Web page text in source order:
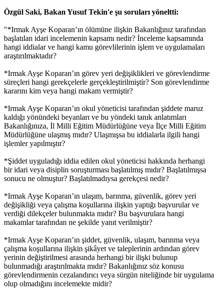
Özgül Saki, Bakan Yusuf Tekin'e şu soruları yöneltti:
"*Irmak Ayşe Koparan’ın ölümüne ilişkin Bakanlığınız tarafından
başlatılan idari incelemenin kapsamı nedir? İnceleme kapsamında
hangi iddialar ve hangi kamu görevlilerinin işlem ve uygulamaları
araştırılmaktadır?
*Irmak Ayşe Koparan’ın görev yeri değişiklikleri ve görevlendirme
süreçleri hangi gerekçelerle gerçekleştirilmiştir? Son görevlendirme
kararını kim veya hangi makam vermiştir?
*Irmak Ayşe Koparan’ın okul yöneticisi tarafından şiddete maruz
kaldığı yönündeki beyanları ve bu yöndeki tanık anlatımları
Bakanlığınıza, İl Milli Eğitim Müdürlüğüne veya İlçe Milli Eğitim
Müdürlüğüne ulaşmış mıdır? Ulaşmışsa bu iddialarla ilgili hangi
işlemler yapılmıştır?
*Şiddet uyguladığı iddia edilen okul yöneticisi hakkında herhangi
bir idari veya disiplin soruşturması başlatılmış mıdır? Başlatılmışsa
sonucu ne olmuştur? Başlatılmadıysa gerekçesi nedir?
*Irmak Ayşe Koparan’ın ulaşım, barınma, güvenlik, görev yeri
değişikliği veya çalışma koşullarına ilişkin yaptığı başvurular ve
verdiği dilekçeler bulunmakta mıdır? Bu başvurulara hangi
makamlar tarafından ne şekilde yanıt verilmiştir?
*Irmak Ayşe Koparan’ın şiddet, güvenlik, ulaşım, barınma veya
çalışma koşullarına ilişkin şikâyet ve taleplerinin ardından görev
yerinin değiştirilmesi arasında herhangi bir ilişki bulunup
bulunmadığı araştırılmakta mıdır? Bakanlığınız söz konusu
görevlendirmenin cezalandırıcı veya sürgün niteliğinde bir uygulama
olup olmadığını incelemekte midir?